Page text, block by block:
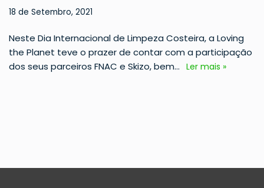
18 de Setembro, 2021
Neste Dia Internacional de Limpeza Costeira, a Loving
the Planet teve o prazer de contar com a participação
dos seus parceiros FNAC e Skizo, bem… Ler mais »